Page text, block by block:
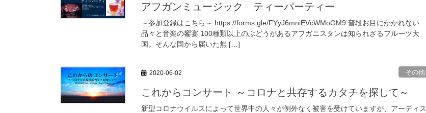
アフガンミュージック ティーパーティー
～参加登録はこちら～ https://forms.gle/FYyJ6mniEVcWMoGM9 普段お目にかかれない
品々と音楽の饗宴 100種類以上のぶどうがあるアフガニスタンは知られざるフルーツ大
国。そんな国から届いた無 […]
2020-06-02 その他
これからコンサート ～コロナと共存するカタチを探して～
新型コロナウイルスによって世界中の人々が例外なく被害を受けていますが、アーティス